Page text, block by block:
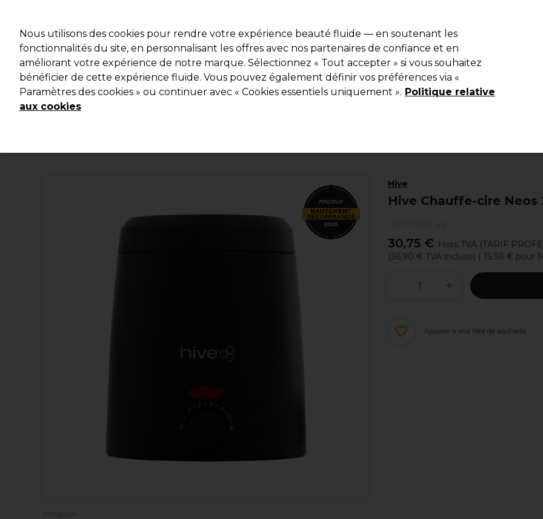
Rechercher
Marques Bons plans Coiffure Electro et Matériel Equipement de salon Beauté Hommes Les
Livraison et délais
Hive
Hive Chauffe-cire Neos
(0)
30,75 € Hors TVA (TARIF
(36,90 € TVA incluse) | 15.38 € pour
P028954
Ajouter à ma liste de souhaits
Nous utilisons des cookies pour rendre votre expérience beauté fluide — en soutenant les
fonctionnalités du site, en personnalisant les offres avec nos partenaires de confiance et en
améliorant votre expérience de notre marque. Sélectionnez « Tout accepter » si vous souhaitez
bénéficier de cette expérience fluide. Vous pouvez également définir vos préférences via «
Paramètres des cookies » ou continuer avec « Cookies essentiels uniquement ». Politique relative
aux cookies